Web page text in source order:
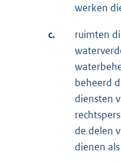
werken
c.
ruimten
beheerd
diensten
de delen
dienen